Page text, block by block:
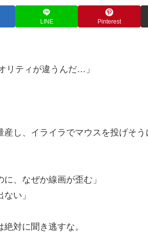
LINE Pinterest
リティが違うんだ…」
し、イライラでマウスを投げそ
、なぜか線画が歪む」
い」
対に聞き逃すな。